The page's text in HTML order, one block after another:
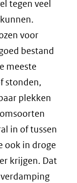
tegen veel
voor
bestand
meeste
stonden,
plekken
in of tussen
ook in droge
krijgen. Dat